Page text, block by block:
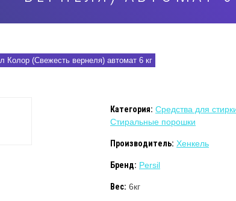
Колор (Свежесть вернеля) автомат 6 кг
Категория: Средства для
Стиральные порошки
Производитель: Хенкель
Бренд: Persil
Вес: 6кг